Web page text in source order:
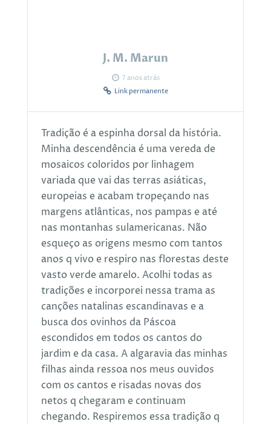
J. M. Marun
7 anos atrás
Link permanente
Tradição é a espinha dorsal da história.
Minha descendência é uma vereda de
mosaicos coloridos por linhagem
variada que vai das terras asiáticas,
europeias e acabam tropeçando nas
margens atlânticas, nos pampas e até
nas montanhas sulamericanas. Não
esqueço as origens mesmo com tantos
anos q vivo e respiro nas florestas deste
vasto verde amarelo. Acolhi todas as
tradições e incorporei nessa trama as
canções natalinas escandinavas e a
busca dos ovinhos da Páscoa
escondidos em todos os cantos do
jardim e da casa. A algaravia das minhas
filhas ainda ressoa nos meus ouvidos
com os cantos e risadas novas dos
netos q chegaram e continuam
chegando. Respiremos essa tradição q